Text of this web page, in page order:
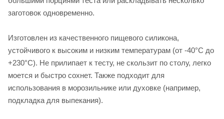
заготовок одновременно.
Изготовлен из качественного пищевого силикона,
устойчивого к высоким и низким температурам (от -40°C до
+230°C). Не прилипает к тесту, не скользит по столу, легко
моется и быстро сохнет. Также подходит для
использования в морозильнике или духовке (например,
подкладка для выпекания).